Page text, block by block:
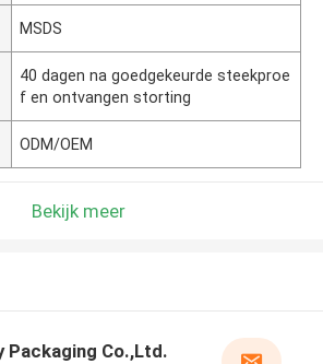
MSDS
40 dagen na goedgekeurde steekproe
f en ontvangen storting
ODM/OEM
Bekijk meer
Packaging Co.,Ltd.